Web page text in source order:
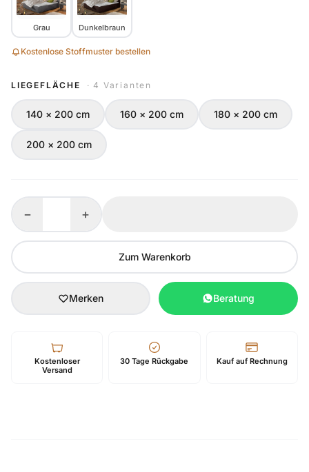
Grau Dunkelbraun
Kostenlose Stoffmuster bestellen
LIEGEFLÄCHE · 4 Varianten
140 × 200 cm 160 × 200 cm 180 × 200 cm
200 × 200 cm
− +
Zum Warenkorb
Merken Beratung
Kostenloser
Versand
30 Tage Rückgabe Kauf auf Rechnung